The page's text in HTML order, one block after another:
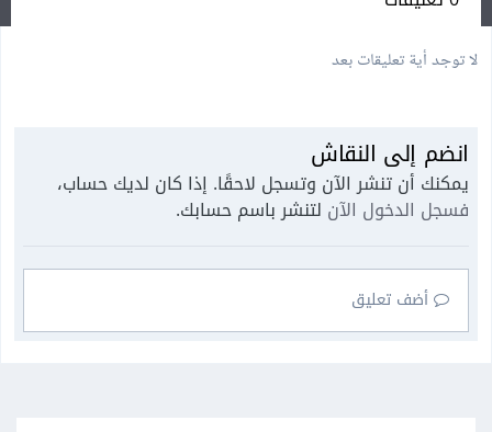
لا توجد أية تعليقات بعد
انضم إلى النقاش
يمكنك أن تنشر الآن وتسجل لاحقًا. إذا كان لديك حساب،
فسجل الدخول الآن لتنشر باسم حسابك.
أضف تعليق